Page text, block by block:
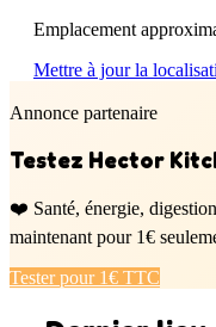
Emplacement
Mettre à jour la
Annonce partenaire
Testez Hector
❤️ Santé, énergie,
maintenant pour 1€
Tester pour 1€ TTC